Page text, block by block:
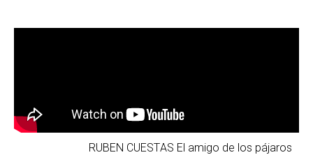
RUBEN CUESTAS El amigo de los pájaros